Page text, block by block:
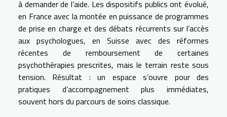
à demander de l’aide. Les dispositifs publics ont évolué,
en France avec la montée en puissance de programmes
de prise en charge et des débats récurrents sur l’accès
aux psychologues, en Suisse avec des réformes
récentes de remboursement de certaines
psychothérapies prescrites, mais le terrain reste sous
tension. Résultat : un espace s’ouvre pour des
pratiques d’accompagnement plus immédiates,
souvent hors du parcours de soins classique.